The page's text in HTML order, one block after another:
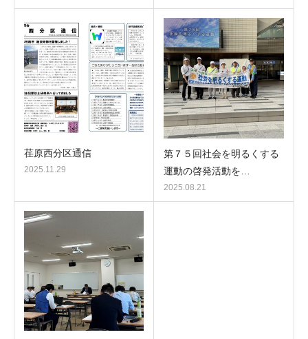
荏原西分区通信
2025.11.29
第７５回社会を明るくする
運動の啓発活動を…
2025.08.21